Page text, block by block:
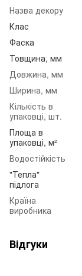
Назва декору
Клас
Фаска
Товщина, мм
Довжина, мм
Ширина, мм
Кількість в
упаковці, шт.
Площа в
упаковці, м²
Водостійкість
"Тепла"
підлога
Країна
виробника
Відгуки